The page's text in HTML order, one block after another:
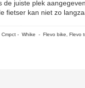
de juiste plek
fietser kan niet zo
- Whike - Flevo bike, Flevo